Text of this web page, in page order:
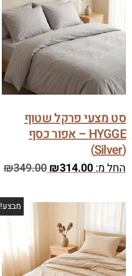
סט מצעי פרקל שטוף
HYGGE – אפור כסף
(Silver)
החל מ: ₪314.00
₪349.00
מבצע!